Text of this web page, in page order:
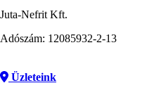
Juta-Nefrit Kft.
Adószám: 12085932-2-13
Üzleteink